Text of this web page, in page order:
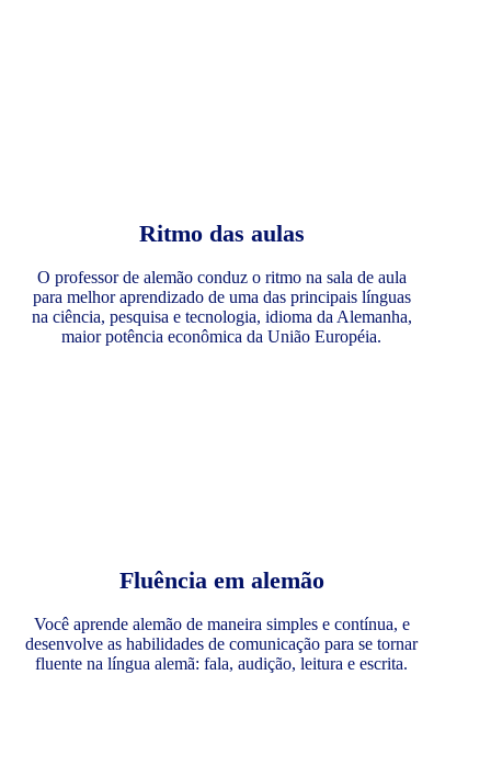
Ritmo das aulas
O professor de alemão conduz o ritmo na sala de aula
para melhor aprendizado de uma das principais línguas
na ciência, pesquisa e tecnologia, idioma da Alemanha,
maior potência econômica da União Européia.
Fluência em alemão
Você aprende alemão de maneira simples e contínua, e
desenvolve as habilidades de comunicação para se tornar
fluente na língua alemã: fala, audição, leitura e escrita.